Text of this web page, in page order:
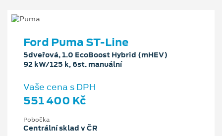
Ford Puma ST-Line
5dveřová, 1.0 EcoBoost Hybrid (mHEV)
92 kW/125 k, 6st. manuální
Vaše cena s DPH
551 400 Kč
Pobočka
Centrální sklad v ČR